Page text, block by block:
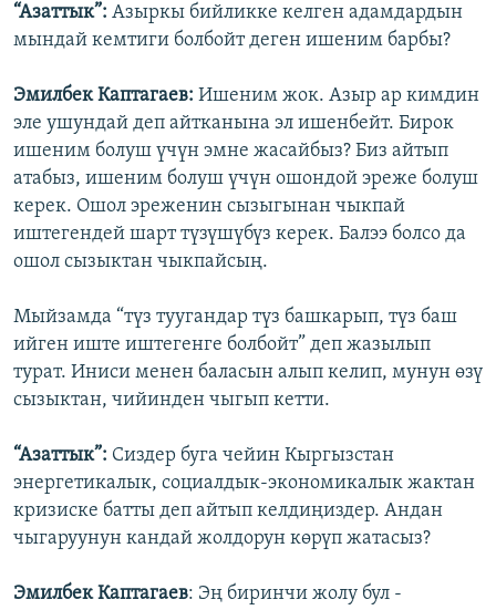
“Азаттык”: Азыркы бийликке келген адамдардын
мындай кемтиги болбойт деген ишеним барбы?
Эмилбек Каптагаев: Ишеним жок. Азыр ар кимдин
эле ушундай деп айтканына эл ишенбейт. Бирок
ишеним болуш үчүн эмне жасайбыз? Биз айтып
атабыз, ишеним болуш үчүн ошондой эреже болуш
керек. Ошол эреженин сызыгынан чыкпай
иштегендей шарт түзүшүбүз керек. Балээ болсо да
ошол сызыктан чыкпайсың.
Мыйзамда “түз туугандар түз башкарып, түз баш
ийген иште иштегенге болбойт” деп жазылып
турат. Иниси менен баласын алып келип, мунун өзү
сызыктан, чийинден чыгып кетти.
“Азаттык”: Сиздер буга чейин Кыргызстан
энергетикалык, социалдык-экономикалык жактан
кризиске батты деп айтып келдиңиздер. Андан
чыгаруунун кандай жолдорун көрүп жатасыз?
Эмилбек Каптагаев: Эң биринчи жолу бул -